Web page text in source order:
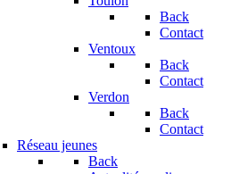
Back
Contact
Ventoux
Back
Contact
Verdon
Back
Contact
Réseau jeunes
Back